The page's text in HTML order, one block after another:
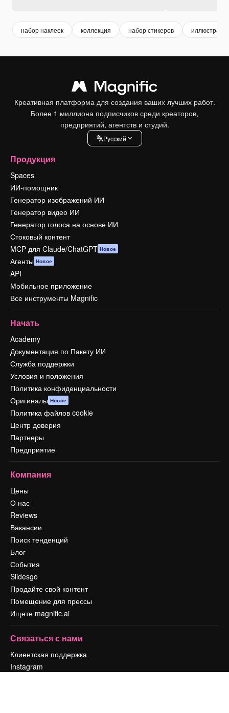
набор наклеек коллекция набор стикеров
Креативная платформа для создания ваших лучших работ.
Более 1 миллиона подписчиков среди креаторов,
предприятий, агентств и студий.
Pусский
Продукция
Spaces
ИИ-помощник
Генератор изображений ИИ
Генератор видео ИИ
Генератор голоса на основе ИИ
Стоковый контент
MCP для Claude/ChatGPT Новое
Агенты Новое
API
Мобильное приложение
Все инструменты Magnific
Начать
Academy
Документация по Пакету ИИ
Служба поддержки
Условия и положения
Политика конфиденциальности
Оригиналы Новое
Политика файлов cookie
Центр доверия
Партнеры
Предприятие
Компания
Цены
О нас
Reviews
Вакансии
Поиск тенденций
Блог
События
Slidesgo
Продайте свой контент
Помещение для прессы
Ищете magnific.ai
Связаться с нами
Клиентская поддержка
Instagram